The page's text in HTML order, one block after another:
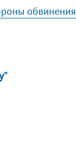
обвинения